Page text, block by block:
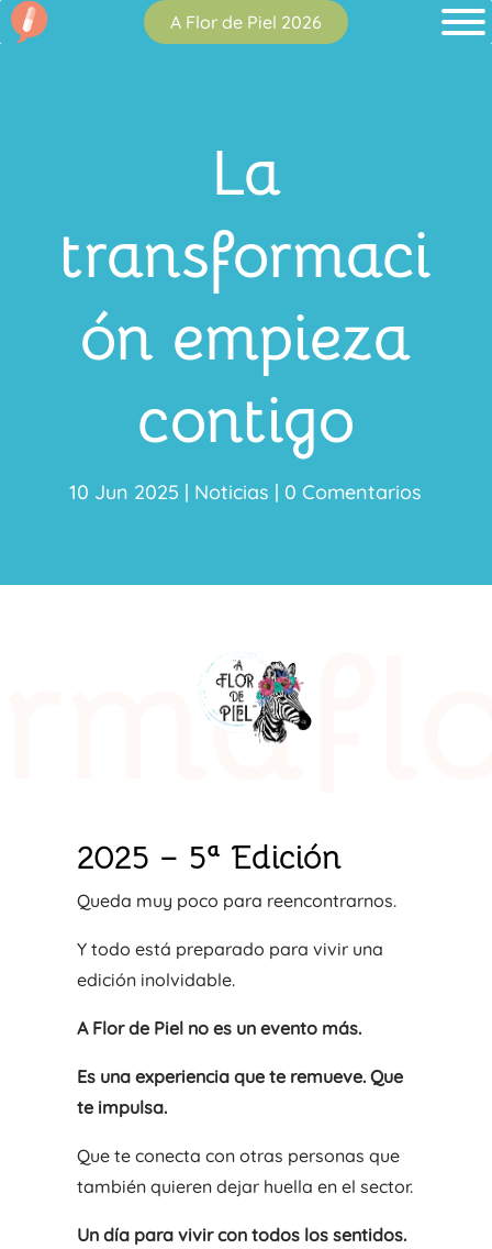
A Flor de Piel 2026
La
transformaci
ón empieza
contigo
10 Jun 2025 | Noticias | 0 Comentarios
2025 – 5ª Edición
Queda muy poco para reencontrarnos.
Y todo está preparado para vivir una
edición inolvidable.
A Flor de Piel no es un evento más.
Es una experiencia que te remueve. Que
te impulsa.
Que te conecta con otras personas que
también quieren dejar huella en el sector.
Un día para vivir con todos los sentidos.